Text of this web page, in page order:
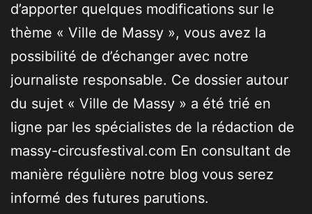
d’apporter quelques modifications sur le
thème « Ville de Massy », vous avez la
possibilité de d’échanger avec notre
journaliste responsable. Ce dossier autour
du sujet « Ville de Massy » a été trié en
ligne par les spécialistes de la rédaction de
massy-circusfestival.com En consultant de
manière régulière notre blog vous serez
informé des futures parutions.